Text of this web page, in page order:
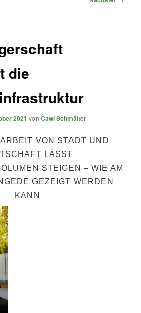
die
2021 vonCawi Schmälter
VON STADT UND
LÄSST
STEIGEN – WIE AM
GEZEIGT WERDEN
KANN